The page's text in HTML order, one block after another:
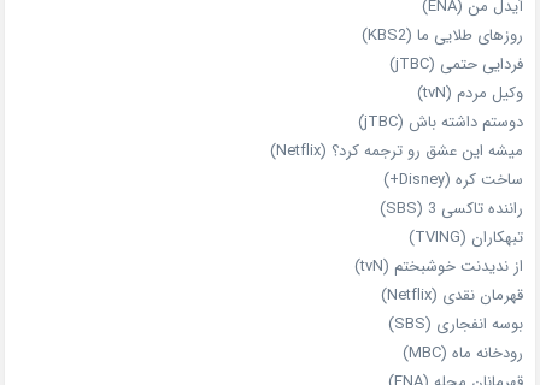
آیدل من (ENA)
روزهای طلایی ما (KBS2)
فردایی حتمی (jTBC)
وکیل مردم (tvN)
دوستم داشته باش (jTBC)
میشه این عشق رو ترجمه کرد؟ (Netflix)
ساخت کره (Disney+)
راننده تاکسی 3 (SBS)
تبهکاران (TVING)
از ندیدنت خوشبختم (tvN)
قهرمان نقدی (Netflix)
بوسه انفجاری (SBS)
رودخانه ماه (MBC)